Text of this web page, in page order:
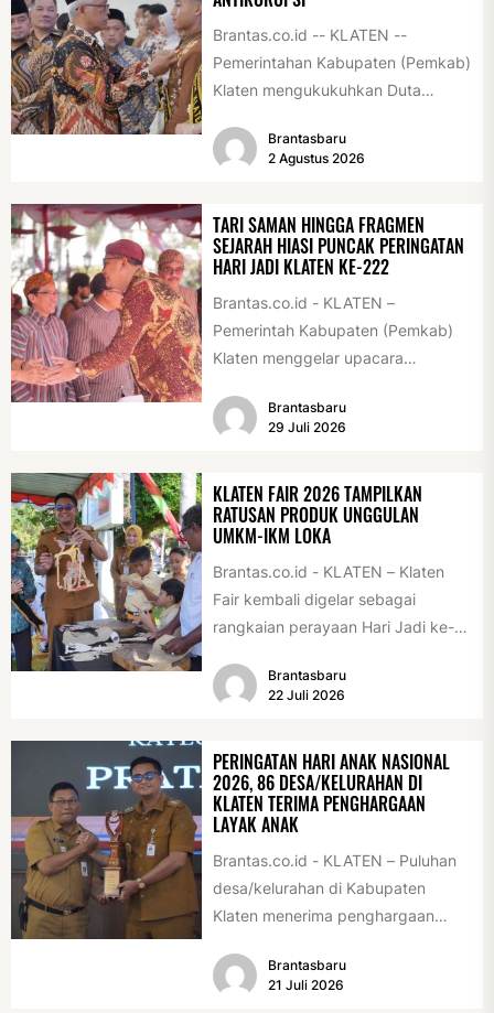
Brantas.co.id -- KLATEN --
Pemerintahan Kabupaten (Pemkab)
Klaten mengukukuhkan Duta
pelajar dan pemuda. Pengukuhan
tersebut digelar...
Brantasbaru
2 Agustus 2026
TARI SAMAN HINGGA FRAGMEN
SEJARAH HIASI PUNCAK PERINGATAN
HARI JADI KLATEN KE-222
Brantas.co.id - KLATEN –
Pemerintah Kabupaten (Pemkab)
Klaten menggelar upacara
di Alun-alun Klaten, Selasa
(28/7/2026)....
Brantasbaru
29 Juli 2026
KLATEN FAIR 2026 TAMPILKAN
RATUSAN PRODUK UNGGULAN
UMKM-IKM LOKA
Brantas.co.id - KLATEN – Klaten
Fair kembali digelar sebagai
rangkaian perayaan Hari Jadi ke-
Acara ini digelar...
Brantasbaru
22 Juli 2026
PERINGATAN HARI ANAK NASIONAL
2026, 86 DESA/KELURAHAN DI
KLATEN TERIMA PENGHARGAAN
LAYAK ANAK
Brantas.co.id - KLATEN – Puluhan
desa/kelurahan di Kabupaten
Klaten menerima penghargaan
2026. Penghargaan tersebut
diserahkan sebagai...
Brantasbaru
21 Juli 2026